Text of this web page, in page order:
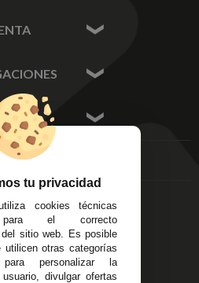
nosotros
- Sevilla
de Toros.
- Valencia
135
Legal
de Privacidad
y
Generales
de Cookies
tu privacidad
cookies técnicas
para el correcto
del sitio web. Es posible
utilicen otras categorías
personalizar la
divulgar ofertas